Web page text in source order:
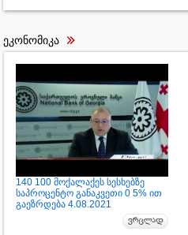
ეკონომიკა
140 100 მოქალაქეს სესხებზე
საპროცენტო განაკვეთი 0 5% ით
გაეზრდება 4.08.2021